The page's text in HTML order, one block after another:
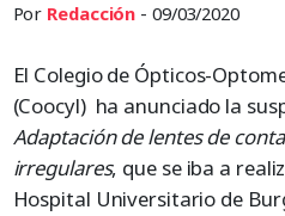
Por Redacción - 09/03/2020
El Colegio de Ópticos-
(Coocyl) ha anunciado la
Adaptación de lentes de
irregulares, que se iba a
Hospital Universitario de